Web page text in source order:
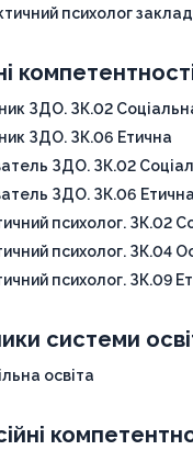
психолог
ЗДО. ЗК.02
ЗДО. ЗК.06 Етична
ЗДО. ЗК.02
ЗДО. ЗК.06 Етична
психолог. ЗК.02
психолог. ЗК.04
психолог. ЗК.09
системи
освіта